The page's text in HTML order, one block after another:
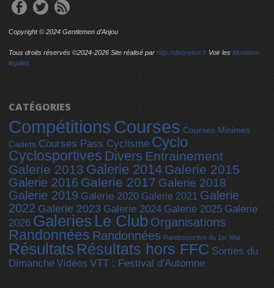
Copyright © 2024 Gentlemen d'Anjou
Tous droits réservés ©2024-2026 Site réalisé par http://dlebreton.fr Voir les Mentions
légales
CATÉGORIES
CompétitionsCourses Courses Minimes
Cadets Courses Pass Cyclisme Cyclo
Cyclosportives Divers Entrainement
Galerie 2013 Galerie 2014 Galerie 2015
Galerie 2016 Galerie 2017 Galerie 2018
Galerie 2019 Galerie 2020 Galerie 2021 Galerie
2022 Galerie 2023 Galerie 2024 Galerie 2025 Galerie
2026 Galeries Le Club Organisations
Randonnées Randonnées Randosportive du 1er Mai
Résultats Résultats hors FFC Sorties du
Dimanche Vidéos VTT : Festival d'Automne